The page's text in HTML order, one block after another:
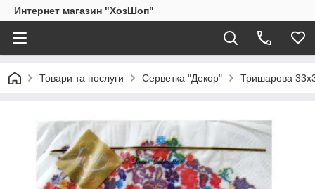
Интернет магазин "ХозШоп"
Товари та послуги Серветка "Декор" Тришарова